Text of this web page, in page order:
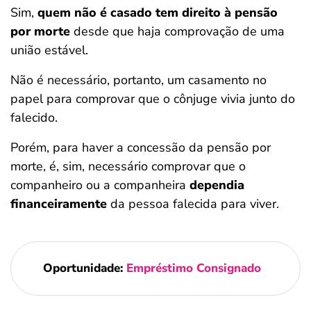
Sim, quem não é casado tem direito à pensão
por morte desde que haja comprovação de uma
união estável.
Não é necessário, portanto, um casamento no
papel para comprovar que o cônjuge vivia junto do
falecido.
Porém, para haver a concessão da pensão por
morte, é, sim, necessário comprovar que o
companheiro ou a companheira dependia
financeiramente da pessoa falecida para viver.
Oportunidade: Empréstimo Consignado